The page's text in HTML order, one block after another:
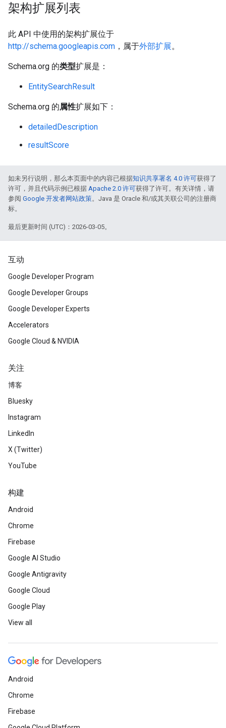
架构扩展列表
此 API 中使用的架构扩展位于
http://schema.googleapis.com ，属于外部扩展。
Schema.org 的类型扩展是：
EntitySearchResult
Schema.org 的属性扩展如下：
detailedDescription
resultScore
如未另行说明，那么本页面中的内容已根据知识共享署名 4.0 许可获得了
许可，并且代码示例已根据 Apache 2.0 许可获得了许可。有关详情，请
参阅 Google 开发者网站政策。Java 是 Oracle 和/或其关联公司的注册商
标。
最后更新时间 (UTC)：2026-03-05。
互动
Google Developer Program
Google Developer Groups
Google Developer Experts
Accelerators
Google Cloud & NVIDIA
关注
博客
Bluesky
Instagram
LinkedIn
X (Twitter)
YouTube
构建
Android
Chrome
Firebase
Google AI Studio
Google Antigravity
Google Cloud
Google Play
View all
Android
Chrome
Firebase